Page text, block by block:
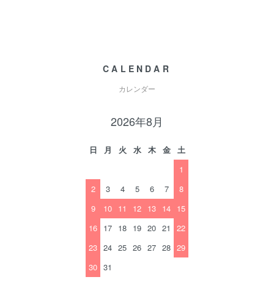
CALENDAR
カレンダー
2026年8月
日 月 火 水 木 金
土
1
2
3 4 5 6 7
8
9
10 11 12 13 14 15
16 17 18 19 20 21
22
23 24 25 26 27 28 29
30 31